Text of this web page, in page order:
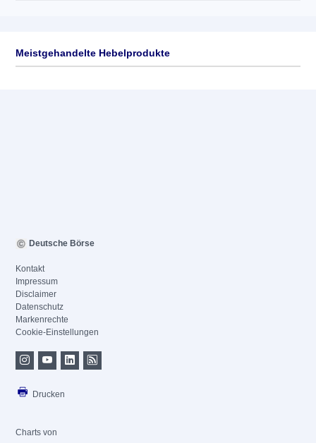
Meistgehandelte Hebelprodukte
Deutsche Börse
Kontakt
Impressum
Disclaimer
Datenschutz
Markenrechte
Cookie-Einstellungen
Drucken
Charts von